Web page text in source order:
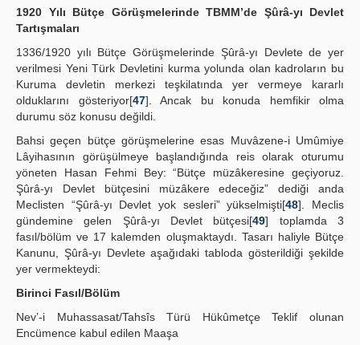
1920 Yılı Bütçe Görüşmelerinde TBMM’de Şûrâ-yı Devlet
Tartışmaları
1336/1920 yılı Bütçe Görüşmelerinde Şûrâ-yı Devlete de yer
verilmesi Yeni Türk Devletini kurma yolunda olan kadroların bu
Kuruma devletin merkezi teşkilatında yer vermeye kararlı
olduklarını gösteriyor[47]. Ancak bu konuda hemfikir olma
durumu söz konusu değildi.
Bahsi geçen bütçe görüşmelerine esas Muvâzene-i Umûmiye
Lâyihasının görüşülmeye başlandığında reis olarak oturumu
yöneten Hasan Fehmi Bey: “Bütçe müzâkeresine geçiyoruz.
Şûrâ-yı Devlet bütçesini müzâkere edeceğiz” dediği anda
Meclisten “Şûrâ-yı Devlet yok sesleri” yükselmişti[48]. Meclis
gündemine gelen Şûrâ-yı Devlet bütçesi[49] toplamda 3
fasıl/bölüm ve 17 kalemden oluşmaktaydı. Tasarı haliyle Bütçe
Kanunu, Şûrâ-yı Devlete aşağıdaki tabloda gösterildiği şekilde
yer vermekteydi:
Birinci Fasıl/Bölüm
Nev’-i Muhassasat/Tahsîs Türü Hükûmetçe Teklif olunan
Encümence kabul edilen Maaşa